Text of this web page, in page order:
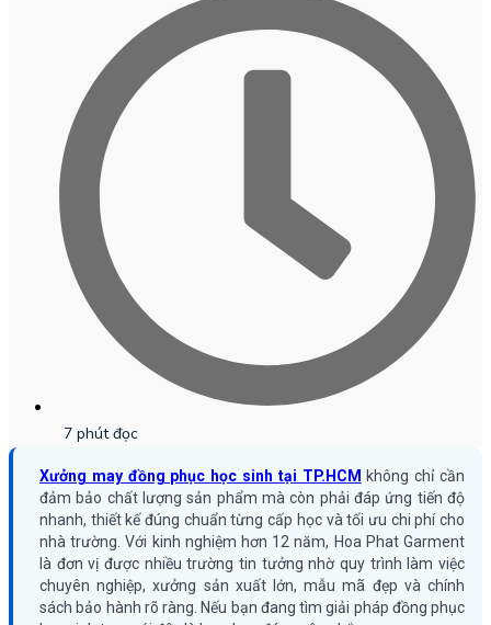
7 phút đọc
Xưởng may đồng phục học sinh tại TP.HCM không chỉ cần
đảm bảo chất lượng sản phẩm mà còn phải đáp ứng tiến độ
nhanh, thiết kế đúng chuẩn từng cấp học và tối ưu chi phí cho
nhà trường. Với kinh nghiệm hơn 12 năm, Hoa Phat Garment
là đơn vị được nhiều trường tin tưởng nhờ quy trình làm việc
chuyên nghiệp, xưởng sản xuất lớn, mẫu mã đẹp và chính
sách bảo hành rõ ràng. Nếu bạn đang tìm giải pháp đồng phục